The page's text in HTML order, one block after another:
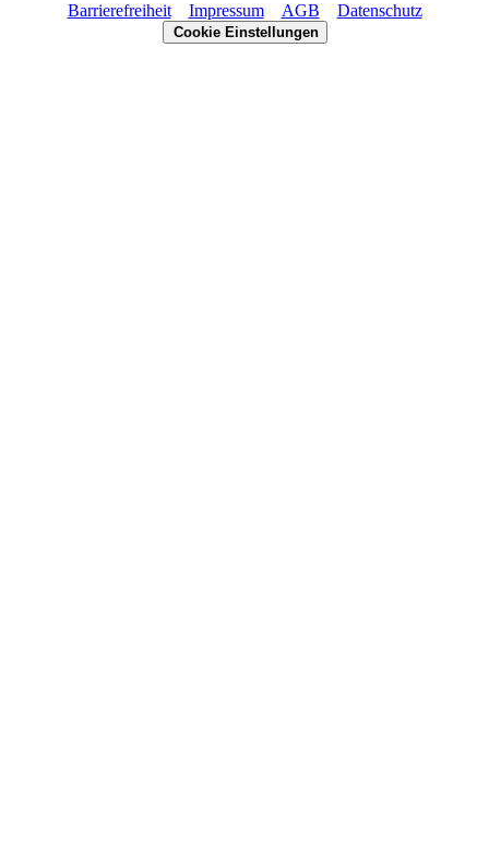
Barrierefreiheit Impressum AGB Datenschutz
Cookie Einstellungen